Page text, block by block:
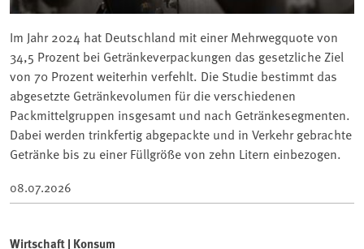
Im Jahr 2024 hat Deutschland mit einer Mehrwegquote von
34,5 Prozent bei Getränkeverpackungen das gesetzliche Ziel
von 70 Prozent weiterhin verfehlt. Die Studie bestimmt das
abgesetzte Getränkevolumen für die verschiedenen
Packmittelgruppen insgesamt und nach Getränkesegmenten.
Dabei werden trinkfertig abgepackte und in Verkehr gebrachte
Getränke bis zu einer Füllgröße von zehn Litern einbezogen.
08.07.2026
Wirtschaft | Konsum